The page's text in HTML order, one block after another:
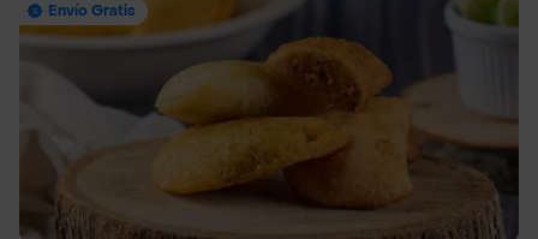
Envío Gratis